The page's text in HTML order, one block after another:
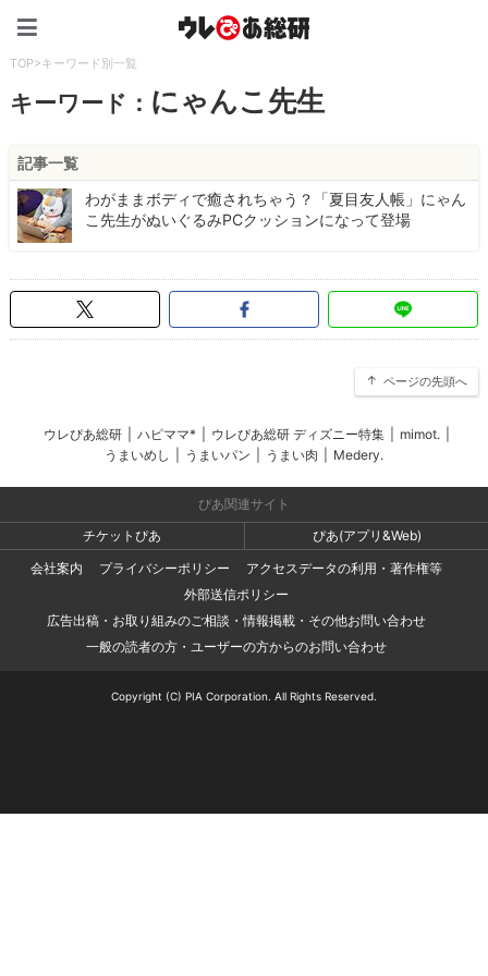
TOP>キーワード別一覧
キーワード： にゃんこ先生
記事一覧
わがままボディで癒されちゃう？「夏目友人帳」にゃん
こ先生がぬいぐるみPCクッションになって登場
ページの先頭へ
ウレぴあ総研 ハピママ* ウレぴあ総研 ディズニー特集 mimot.
うまいめし
うまいパン うまい肉 Medery.
ぴあ関連サイト
チケットぴあ
ぴあ(アプリ&Web)
会社案内
プライバシーポリシー
アクセスデータの利用・著作権等
外部送信ポリシー
広告出稿・お取り組みのご相談・情報掲載・その他お問い合わせ
一般の読者の方・ユーザーの方からのお問い合わせ
Copyright (C) PIA Corporation. All Rights Reserved.